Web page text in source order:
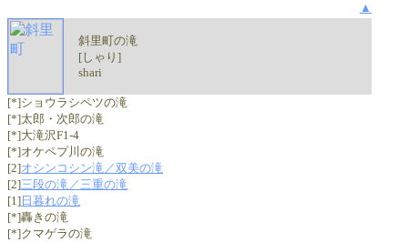
▲
斜里町の滝
[しゃり]
shari
[*]ショウラシペツの滝
[*]太郎・次郎の滝
[*]大滝沢F1-4
[*]オケペプ川の滝
[2]オシンコシン滝／双美の滝
[2]三段の滝／三重の滝
[1] 日暮れの滝
[*]轟きの滝
[*]クマゲラの滝